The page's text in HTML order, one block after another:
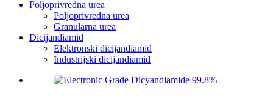
Poljoprivredna urea
Poljoprivredna urea
Granularna urea
Dicijandiamid
Elektronski dicijandiamid
Industrijski dicijandiamid